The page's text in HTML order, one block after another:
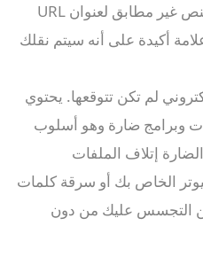
كان الرابط الموجود في النص غير مطابق لعنوان URL
أكيدة على أنه سيتم نقلك
لم تكن تتوقعها. يحتوي
وبرامج ضارة وهو أسلوب
إتلاف الملفات
الخاص بك أو سرقة كلمات
التجسس عليك من دون